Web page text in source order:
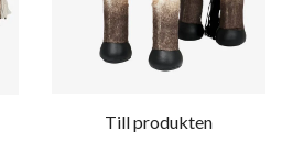
Till produkten